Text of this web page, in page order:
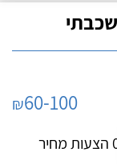
₪60-100
מחיר